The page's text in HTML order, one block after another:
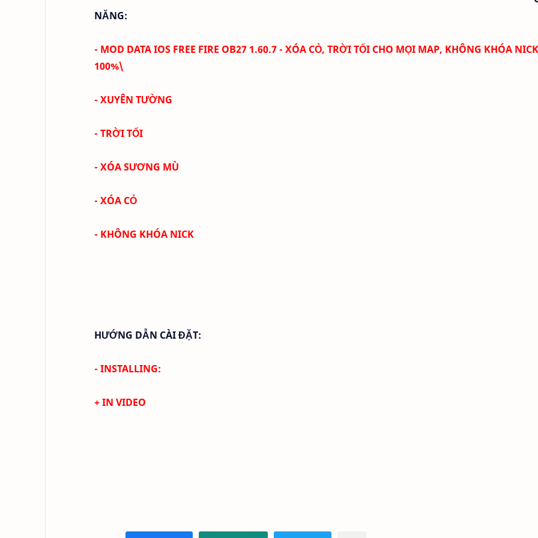
NĂNG:
- MOD DATA IOS FREE FIRE OB27 1.60.7 - XÓA CỎ, TRỜI TỐI CHO MỌI MAP, KHÔNG KHÓA NICK
100%\
- XUYÊN TƯỜNG
- TRỜI TỐI
- XÓA SƯƠNG MÙ
- XÓA CỎ
- KHÔNG KHÓA NICK
HƯỚNG DẪN CÀI ĐẶT:
- INSTALLING:
+ IN VIDEO